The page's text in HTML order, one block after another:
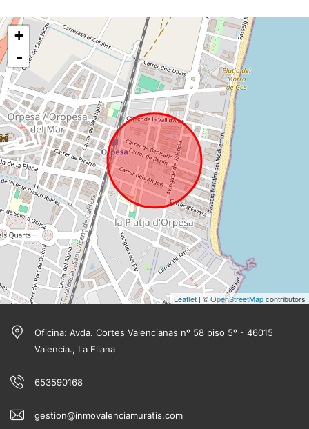
+
-
Leaflet | ©OpenStreetMapcontributors
Oficina: Avda. Cortes Valencianas nº 58 piso 5º - 46015
Valencia., La Eliana
653590168
gestion@inmovalenciamuratis.com